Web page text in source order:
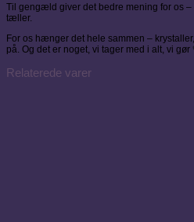
Til gengæld giver det bedre mening for os
tæller.
For os hænger det hele sammen –
på. Og det er noget, vi tager med i alt, vi gør
Relaterede varer